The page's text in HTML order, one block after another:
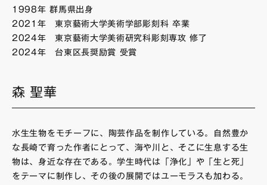
1998年 群馬県出身
2021年 東京藝術大学美術学部彫刻科 卒業
2024年 東京藝術大学美術研究科彫刻専攻 修了
2024年 台東区長奨励賞 受賞
森 聖華
水生生物をモチーフに、陶芸作品を制作している。自然豊か
な長崎で育った作者にとって、海や川と、そこに生息する生
物は、身近な存在である。学生時代は「浄化」や「生と死」
をテーマに制作し、その後の展開ではユーモラスも加わる。